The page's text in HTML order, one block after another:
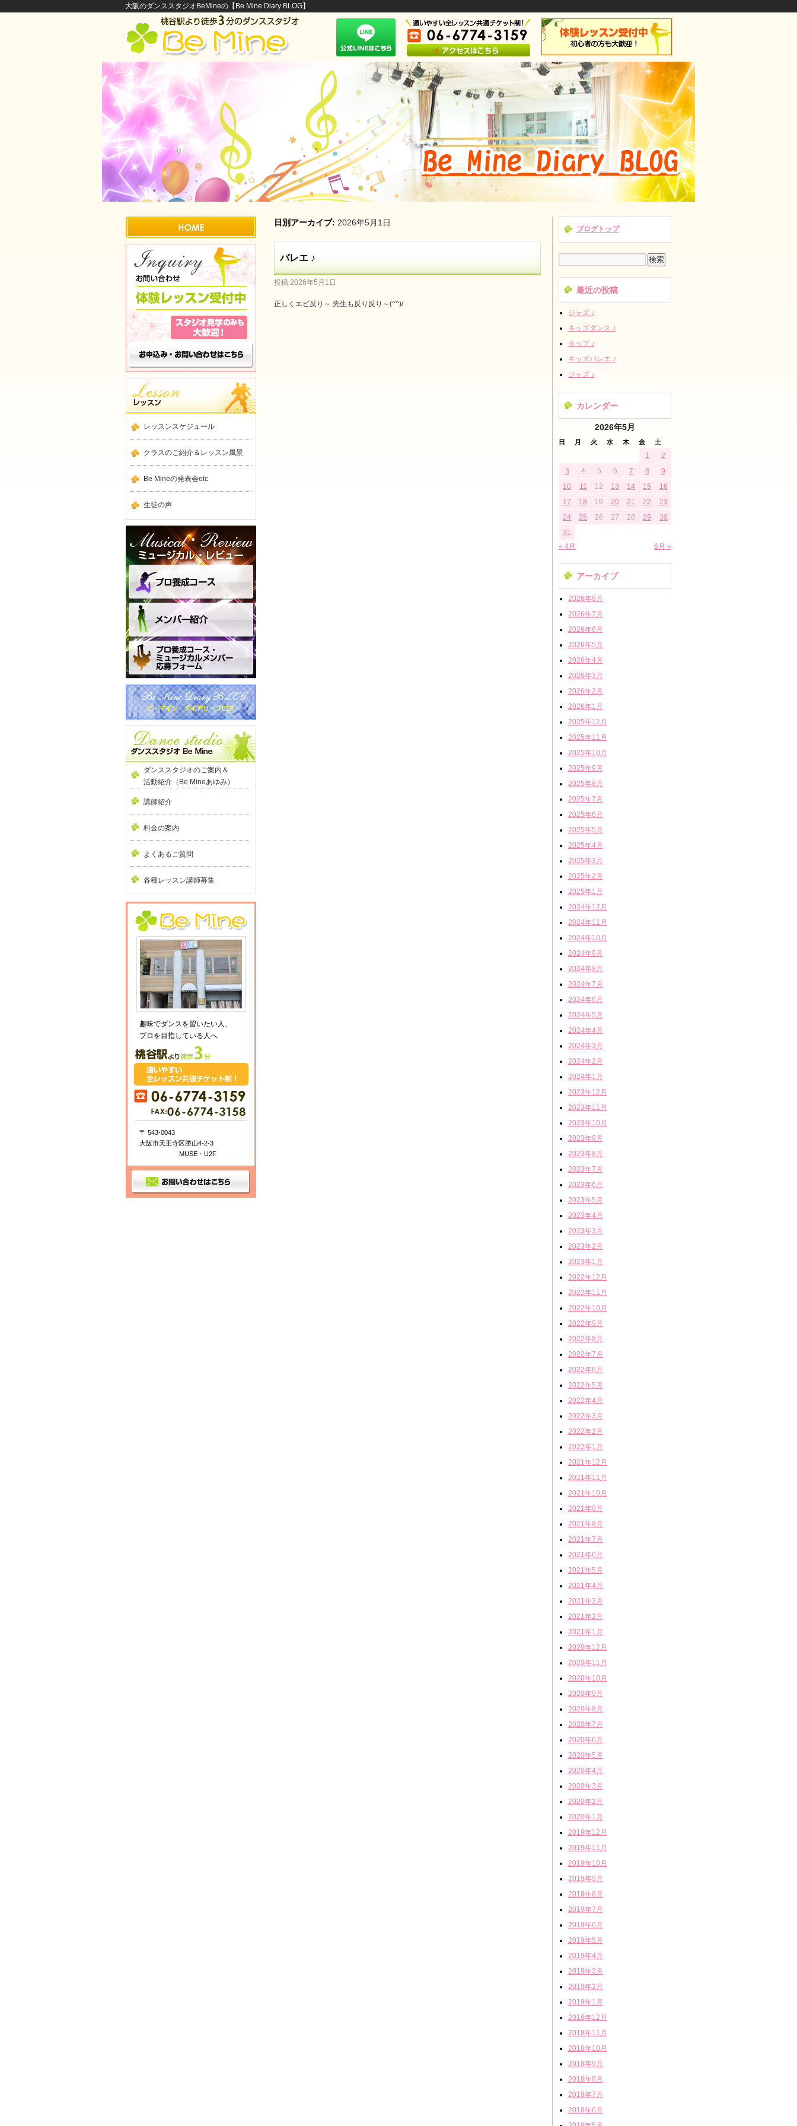
大阪のダンススタジオBeMineの【Be Mine Diary BLOG】
レッスンスケジュール
クラスのご紹介＆レッスン風景
Be Mineの発表会etc
生徒の声
ダンススタジオのご案内＆
活動紹介（Be Mineあゆみ）
講師紹介
料金の案内
よくあるご質問
各種レッスン講師募集
趣味でダンスを習いたい人、
プロを目指している人へ
〒 543-0043
大阪市天王寺区勝山4-2-3
MUSE・U2F
日別アーカイブ: 2026年5月1日
バレエ ♪
投稿 2026年5月1日
正しくエビ反り～ 先生も反り反り～(^^)/
ブログトップ
最近の投稿
ジャズ ♪
キッズダンス ♪
タップ ♪
キッズバレエ ♪
ジャズ ♪
カレンダー
2026年5月
日 月 火 水 木 金 土
« 4月 6月 »
1
2
3
4 5 6 7 8
9
10
11 12 13 14 15
16
17
18 19 20 21 22
23
24
25 26 27 28 29
30
31
アーカイブ
2026年8月
2026年7月
2026年6月
2026年5月
2026年4月
2026年3月
2026年2月
2026年1月
2025年12月
2025年11月
2025年10月
2025年9月
2025年8月
2025年7月
2025年6月
2025年5月
2025年4月
2025年3月
2025年2月
2025年1月
2024年12月
2024年11月
2024年10月
2024年9月
2024年8月
2024年7月
2024年6月
2024年5月
2024年4月
2024年3月
2024年2月
2024年1月
2023年12月
2023年11月
2023年10月
2023年9月
2023年8月
2023年7月
2023年6月
2023年5月
2023年4月
2023年3月
2023年2月
2023年1月
2022年12月
2022年11月
2022年10月
2022年9月
2022年8月
2022年7月
2022年6月
2022年5月
2022年4月
2022年3月
2022年2月
2022年1月
2021年12月
2021年11月
2021年10月
2021年9月
2021年8月
2021年7月
2021年6月
2021年5月
2021年4月
2021年3月
2021年2月
2021年1月
2020年12月
2020年11月
2020年10月
2020年9月
2020年8月
2020年7月
2020年6月
2020年5月
2020年4月
2020年3月
2020年2月
2020年1月
2019年12月
2019年11月
2019年10月
2019年9月
2019年8月
2019年7月
2019年6月
2019年5月
2019年4月
2019年3月
2019年2月
2019年1月
2018年12月
2018年11月
2018年10月
2018年9月
2018年8月
2018年7月
2018年6月